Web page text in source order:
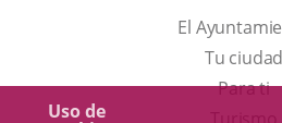
Uso de
El
Tu ciudad
Para ti